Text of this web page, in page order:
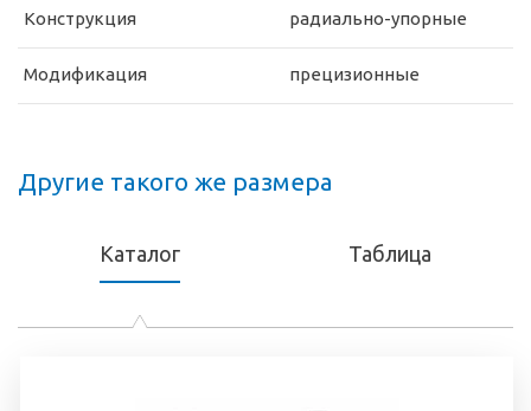
Конструкция радиально-упорные
Модификация прецизионные
Другие такого же размера
Каталог Таблица